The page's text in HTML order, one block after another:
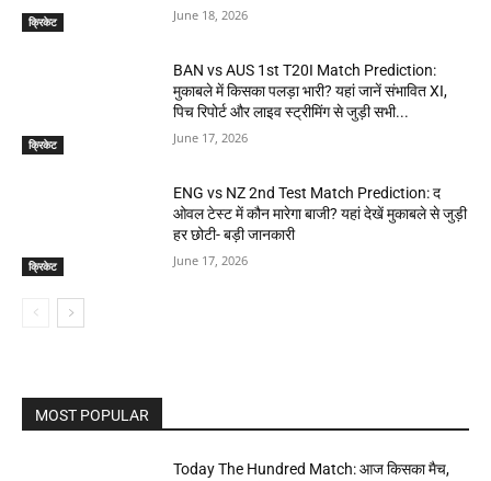
क्रिकेट June 18, 2026
क्रिकेट
BAN vs AUS 1st T20I Match Prediction:
मुकाबले में किसका पलड़ा भारी? यहां जानें संभावित XI,
पिच रिपोर्ट और लाइव स्ट्रीमिंग से जुड़ी सभी...
June 17, 2026
क्रिकेट
ENG vs NZ 2nd Test Match Prediction: द
ओवल टेस्ट में कौन मारेगा बाजी? यहां देखें मुकाबले से जुड़ी
हर छोटी- बड़ी जानकारी
June 17, 2026
MOST POPULAR
Today The Hundred Match: आज किसका मैच,